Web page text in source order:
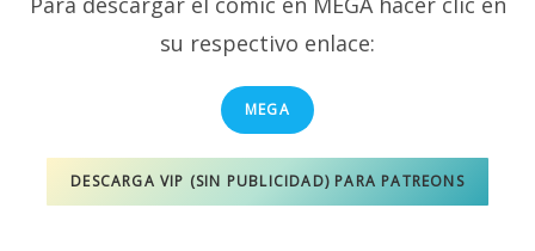
su respectivo enlace:
MEGA
DESCARGA VIP (SIN PUBLICIDAD) PARA PATREONS